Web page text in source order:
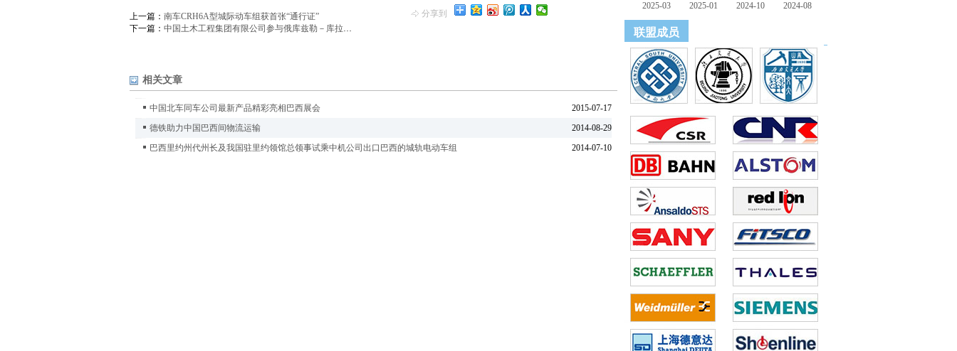
分享到
上一篇： 南车CRH6A型城际动车组获首张“通行证”
下一篇： 中国土木工程集团有限公司参与俄库兹勒－库拉吉诺铁路建设
相关文章
中国北车同车公司最新产品精彩亮相巴西展会
2015-07-17
德铁助力中国巴西间物流运输
2014-08-29
巴西里约州代州长及我国驻里约领馆总领事试乘中机公司出口巴西的城轨电动车组
2014-07-10
2025-03 2025-01 2024-10 2024-08
联盟成员